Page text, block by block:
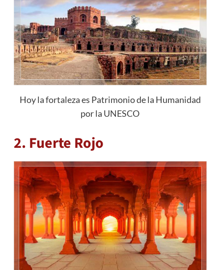
Hoy la fortaleza es Patrimonio de la Humanidad
por la UNESCO
2. Fuerte Rojo